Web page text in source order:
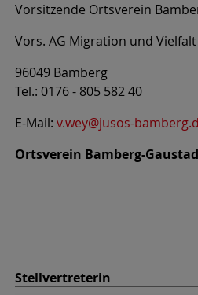
Vorsitzende Ortsverein
Vors. AG Migration und
96049 Bamberg
Tel.: 0176 - 805 582 40
E-Mail: v.wey@jusos-
Ortsverein Bamberg-
Stellvertreterin